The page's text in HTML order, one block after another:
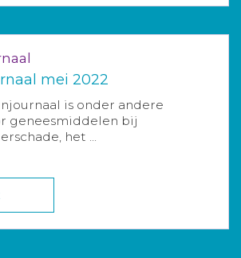
mei 2022
is onder andere
geneesmiddelen bij
het ...